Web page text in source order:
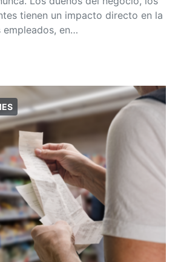
tienen un impacto directo en la
en…